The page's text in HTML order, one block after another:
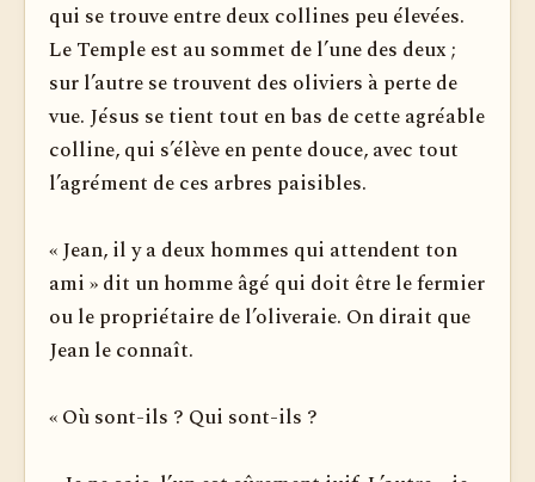
qui se trouve entre deux collines peu élevées.
Le Temple est au sommet de l’une des deux ;
sur l’autre se trouvent des oliviers à perte de
vue. Jésus se tient tout en bas de cette agréable
colline, qui s’élève en pente douce, avec tout
l’agrément de ces arbres paisibles.
« Jean, il y a deux hommes qui attendent ton
ami » dit un homme âgé qui doit être le fermier
ou le propriétaire de l’oliveraie. On dirait que
Jean le connaît.
« Où sont-ils ? Qui sont-ils ?